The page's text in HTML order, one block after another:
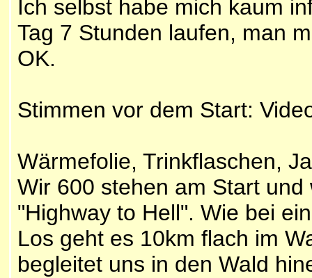
Ich selbst habe mich kaum
Tag 7 Stunden laufen, man
OK.
Stimmen vor dem Start:
Wärmefolie, Trinkflaschen,
Wir 600 stehen am Start
"Highway to Hell". Wie bei
Los geht es 10km flach im
begleitet uns in den Wald